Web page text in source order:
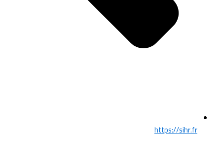
https://sihr.fr